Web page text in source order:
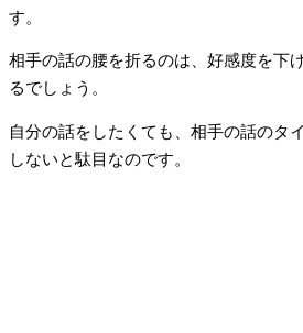
す。
相手の話の腰を折るのは、好感度を下
るでしょう。
自分の話をしたくても、相手の話のタ
しないと駄目なのです。